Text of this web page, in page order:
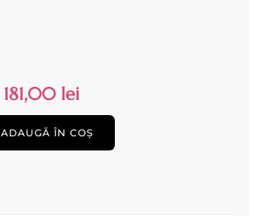
181,00 lei
ADAUGĂ ÎN COȘ